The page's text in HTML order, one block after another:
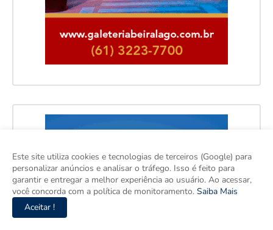
Este site utiliza cookies e tecnologias de terceiros (Google) para
personalizar anúncios e analisar o tráfego. Isso é feito para
garantir e entregar a melhor experiência ao usuário. Ao acessar,
você concorda com a política de monitoramento. Saiba Mais
Aceitar !